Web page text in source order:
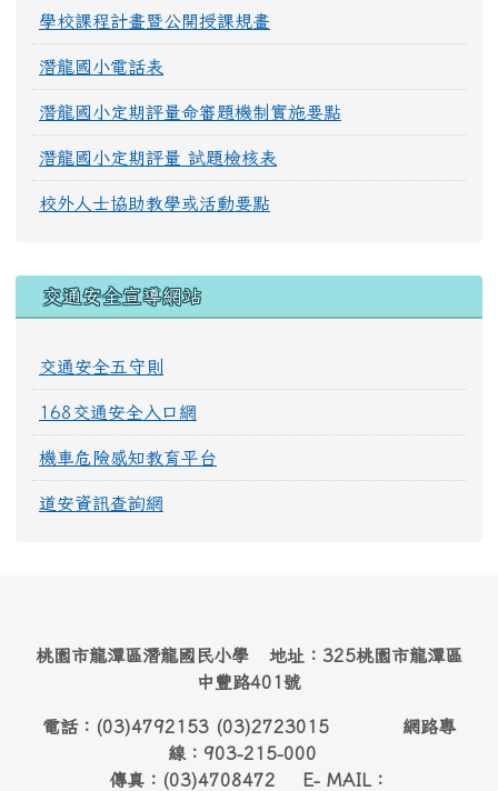
學校課程計畫暨公開授課規畫
潛龍國小電話表
潛龍國小定期評量命審題機制實施要點
潛龍國小定期評量 試題檢核表
校外人士協助教學或活動要點
交通安全宣導網站
交通安全五守則
168交通安全入口網
機車危險感知教育平台
道安資訊查詢網
桃園市龍潭區潛龍國民小學 地址：325桃園市龍潭區
中豐路401號
電話：(03)4792153 (03)2723015 網路專
線：903-215-000
傳真：(03)4708472 E- MAIL：